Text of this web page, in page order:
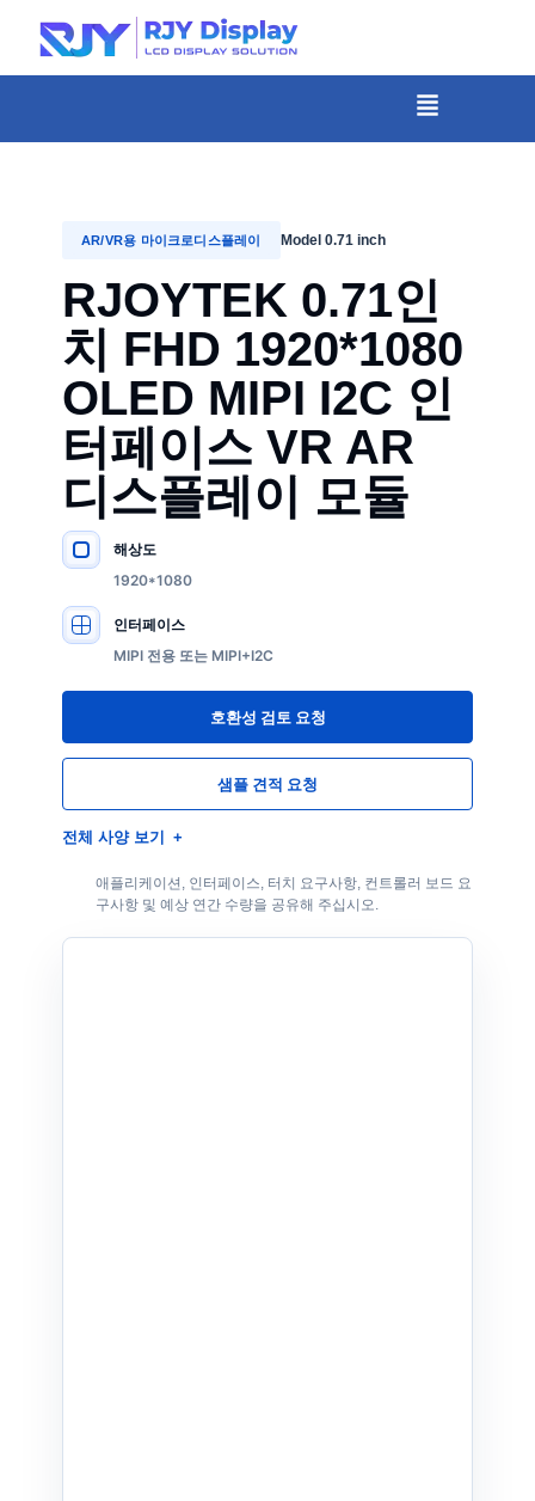
메
뉴
AR/VR용 마이크로디스플레이 Model 0.71 inch
RJOYTEK 0.71인
치 FHD 1920*1080
OLED MIPI I2C 인
터페이스 VR AR
디스플레이 모듈
주요 사양
해상도
1920*1080
인터페이스
MIPI 전용 또는 MIPI+I2C
호환성 검토 요청
샘플 견적 요청
전체 사양 보기
애플리케이션, 인터페이스, 터치 요구사항, 컨트롤러 보드 요
구사항 및 예상 연간 수량을 공유해 주십시오.